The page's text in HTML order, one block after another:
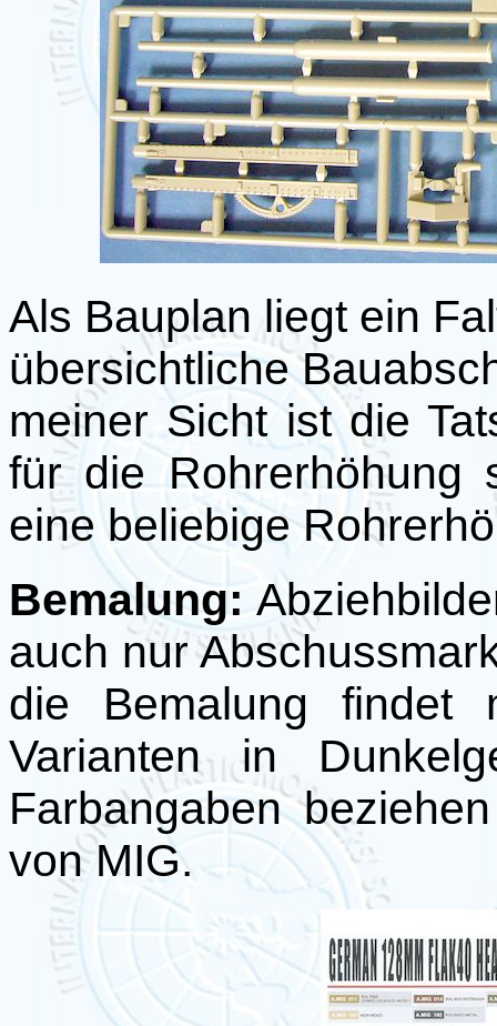
Als Bauplan liegt ein
übersichtliche
meiner Sicht ist die
für die Rohrerhöhung
eine beliebige
Bemalung:
auch nur
die Bemalung findet
Varianten in
Farbangaben
von MIG.